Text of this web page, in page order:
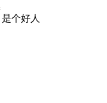
个好人